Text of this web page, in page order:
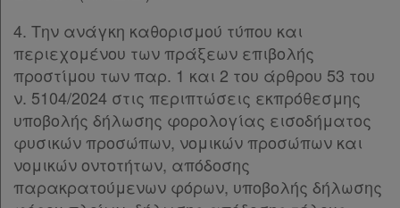
4. Την ανάγκη καθορισμού τύπου και
περιεχομένου των πράξεων επιβολής
προστίμου των παρ. 1 και 2 του άρθρου 53 του
ν. 5104/2024 στις περιπτώσεις εκπρόθεσμης
υποβολής δήλωσης φορολογίας εισοδήματος
φυσικών προσώπων, νομικών προσώπων και
νομικών οντοτήτων, απόδοσης
παρακρατούμενων φόρων, υποβολής δήλωσης